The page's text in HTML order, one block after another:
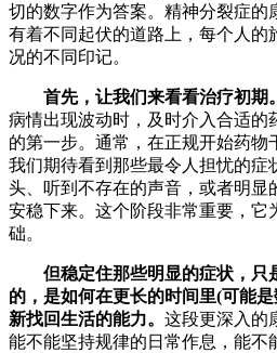
切的数字作为答案​​。精神分裂症的
有着不同起伏的道路上，每个人的
况的不同印记。
首先，让我们来看看​​治疗初期​​。
病情出现波动时，及时介入合适的
的第一步。通常，在正规开始药物
我们期待看到那些最令人担忧的症
头、听到不存在的声音，或者明显
安稳下来​​。这个阶段非常重要，它
础。
但稳定住那些明显的症状，只
的，是如何在更长的时间里(可能
新找回生活的能力。 这段​​更深入的
能不能坚持规律的日常作息，能不